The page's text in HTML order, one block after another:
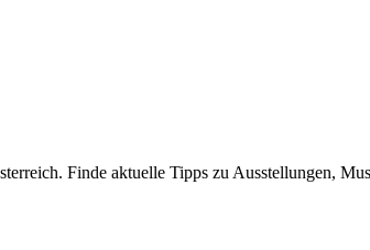
ausgerichtet ist? Können wir so die
Finde aktuelle Tipps zu Ausstellungen,